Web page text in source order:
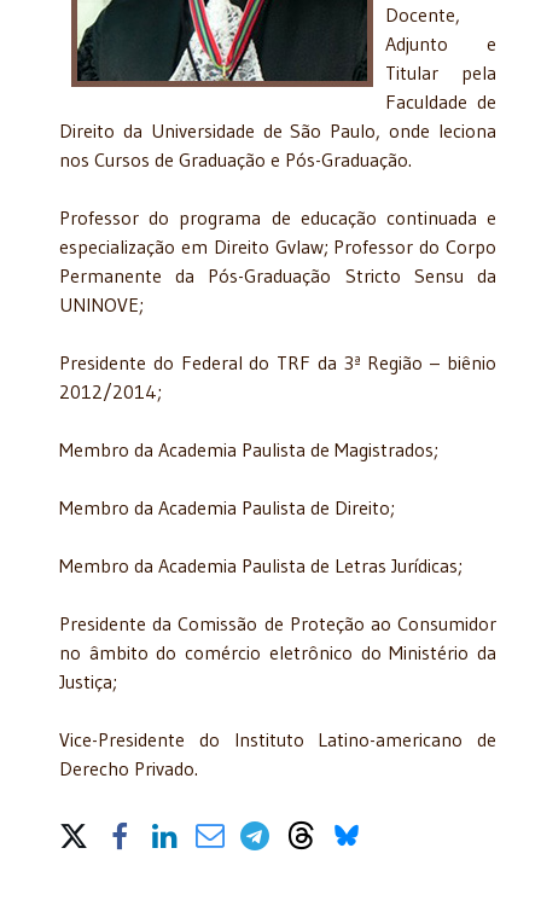
Docente,
Adjunto e
Titular pela
Faculdade de
Direito da Universidade de São Paulo, onde leciona
nos Cursos de Graduação e Pós-Graduação.
Professor do programa de educação continuada e
especialização em Direito Gvlaw; Professor do Corpo
Permanente da Pós-Graduação Stricto Sensu da
UNINOVE;
Presidente do Federal do TRF da 3ª Região – biênio
2012/2014;
Membro da Academia Paulista de Magistrados;
Membro da Academia Paulista de Direito;
Membro da Academia Paulista de Letras Jurídicas;
Presidente da Comissão de Proteção ao Consumidor
no âmbito do comércio eletrônico do Ministério da
Justiça;
Vice-Presidente do Instituto Latino-americano de
Derecho Privado.
Share on Social Media